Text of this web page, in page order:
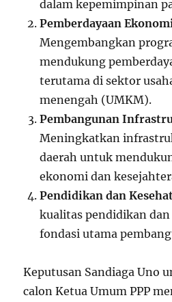
dalam kepemimpinan
Pemberdayaan
Mengembangkan
mendukung
terutama di sektor
menengah (UMKM).
Pembangunan
Meningkatkan
daerah untuk
ekonomi dan
Pendidikan dan
kualitas pendidikan dan
fondasi utama
Keputusan Sandiaga Uno
calon Ketua Umum PPP